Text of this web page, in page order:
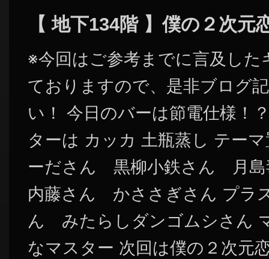
【 地下134階 】僕の２次
※今回はご参考までに言及した
ておりますので、是非ブログ
い！ 今日のバーは節電仕様！
ターは カッカ 土瓶蒸し テー
ーださん 黒柳小鉄さん 月
内藤さん かささぎさん プラ
ん みたらしダンゴムシさん
なマスター 次回は僕の２次元